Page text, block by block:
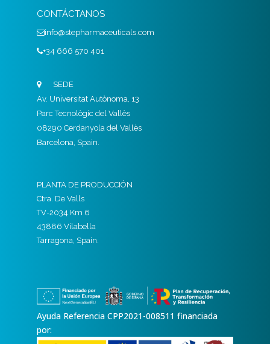
CONTÁCTANOS
info@stepharmaceuticals.com
+34 666 570 401
SEDE
Av. Universitat Autònoma, 13
Parc Tecnològic del Vallès
08290 Cerdanyola del Vallès
Barcelona, Spain.
PLANTA DE PRODUCCIÓN
Ctra. De Valls
TV-2034 Km 6
43886 Vilabella
Tarragona, Spain.
Ayuda Referencia CPP2021-008511 financiada
por: